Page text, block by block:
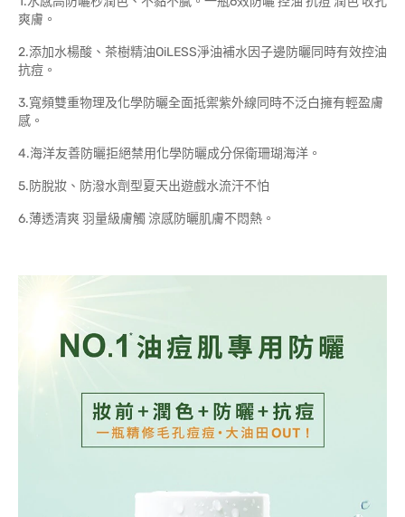
爽膚。
2.添加水楊酸、茶樹精油OiLESS淨油補水因子邊防曬同時有效控油
抗痘。
3.寬頻雙重物理及化學防曬全面抵禦紫外線同時不泛白擁有輕盈膚
感。
4.海洋友善防曬拒絕禁用化學防曬成分保衛珊瑚海洋。
5.防脫妝、防潑水劑型夏天出遊戲水流汗不怕
6.薄透清爽 羽量級膚觸 涼感防曬肌膚不悶熱。